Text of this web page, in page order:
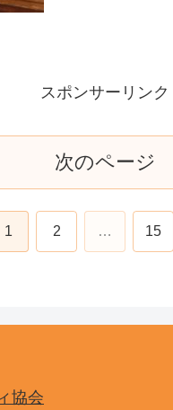
スポンサーリンク
次のページ
1 2 … 15
協会